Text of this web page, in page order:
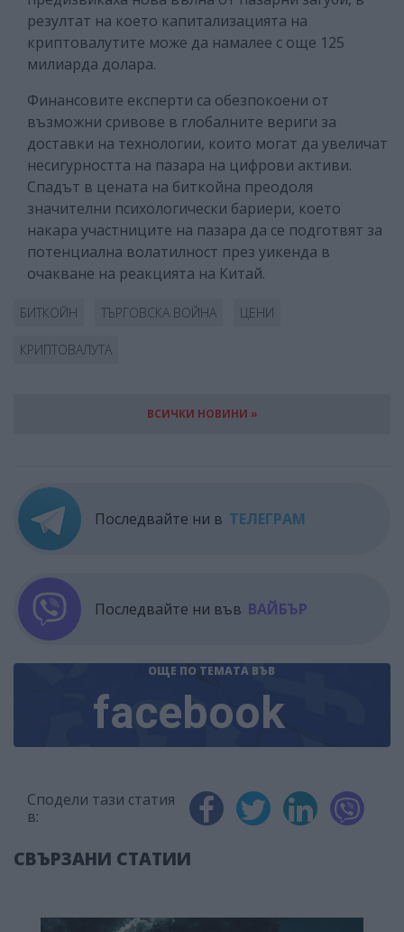
резултат на което капитализацията на
криптовалутите може да намалее с още 125
милиарда долара.
Финансовите експерти са обезпокоени от
възможни сривове в глобалните вериги за
доставки на технологии, които могат да увеличат
несигурността на пазара на цифрови активи.
Спадът в цената на биткойна преодоля
значителни психологически бариери, което
накара участниците на пазара да се подготвят за
потенциална волатилност през уикенда в
очакване на реакцията на Китай.
БИТКОЙН ТЪРГОВСКА ВОЙНА ЦЕНИ
КРИПТОВАЛУТА
ВСИЧКИ НОВИНИ »
Последвайте ни в ТЕЛЕГРАМ
Последвайте ни във ВАЙБЪР
ОЩЕ ПО ТЕМАТА ВЪВ
facebook
Сподели тази статия
в:
СВЪРЗАНИ СТАТИИ